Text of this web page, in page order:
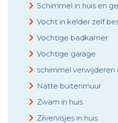
Schimmel in huis en
Vocht in kelder zelf
Vochtige badkamer
Vochtige garage
schimmel verwijderen
Natte buitenmuur
Zwam in huis
Zilvervisjes in huis